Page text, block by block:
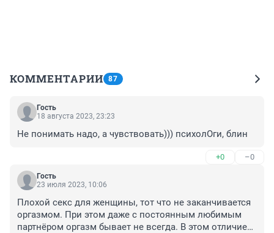
КОММЕНТАРИИ 87
Гость
18 августа 2023, 23:23
Не понимать надо, а чувствовать))) психолОги, блин
+0 –0
Гость
23 июля 2023, 10:06
Плохой секс для женщины, тот что не заканчивается
оргазмом. При этом даже с постоянным любимым
партнёром оргазм бывает не всегда. В этом отличием